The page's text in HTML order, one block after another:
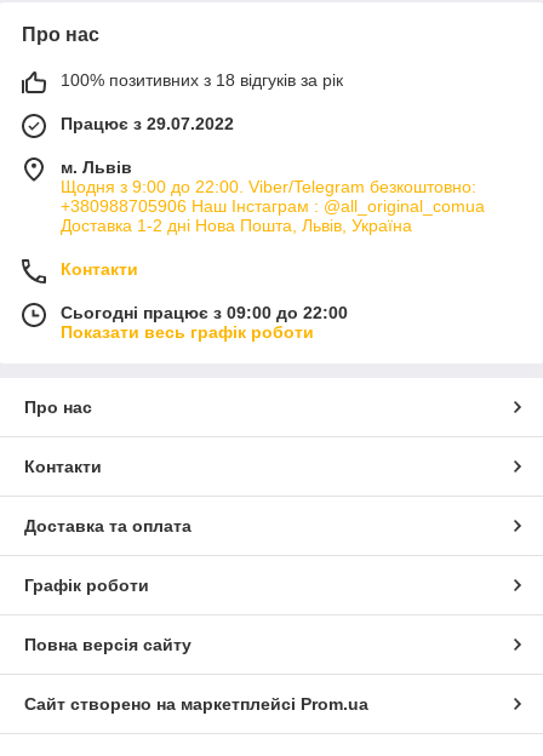
Про нас
100% позитивних з 18 відгуків за рік
Працює з 29.07.2022
м. Львів
Щодня з 9:00 до 22:00. Viber/Telegram безкоштовно:
+380988705906 Наш Інстаграм : @all_original_comua
Доставка 1-2 дні Нова Пошта, Львів, Україна
Контакти
Сьогодні працює з 09:00 до 22:00
Показати весь графік роботи
Про нас
Контакти
Доставка та оплата
Графік роботи
Повна версія сайту
Сайт створено на маркетплейсі Prom.ua